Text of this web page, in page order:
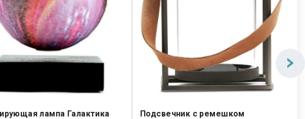
лампа Галактика Подсвечник с ремешком